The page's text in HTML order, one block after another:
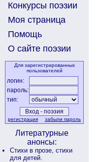
Конкурсы поэзии
Моя страница
Помощь
О сайте поэзии
Для зарегистрированных
пользователей
логин:
пароль:
тип:
регистрация забыли пароль
Литературные
анонсы:
Стихи в прозе, стихи
для детей.